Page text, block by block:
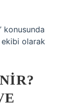
konusunda
ekibi olarak